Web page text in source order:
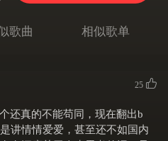
都回望着我
样迷失自我
are better things outside
孤岛之外还有更美好的事情
歌曲 相似歌单
25
还真的不能苟同，现在翻出b
讲情情爱爱，甚至还不如国内